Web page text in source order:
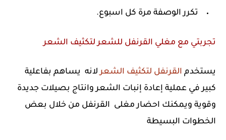
تكرر الوصفة مرة كل اسبوع.
تجربتي مع مغلي القرنفل للشعر لتكثيف الشعر
يستخدم القرنفل لتكثيف الشعرلانه يساهم بفاعلية
كبير في عملية إعادة إنبات الشعر وانتاج بصيلات جديدة
وقوية ويمكنك احضار مغلى القرنفل من خلال بعض
الخطوات البسيطة